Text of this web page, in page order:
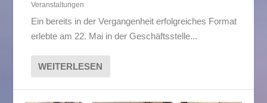
Veranstaltungen
Ein bereits in der Vergangenheit erfolgreiches Format
erlebte am 22. Mai in der Geschäftsstelle...
WEITERLESEN